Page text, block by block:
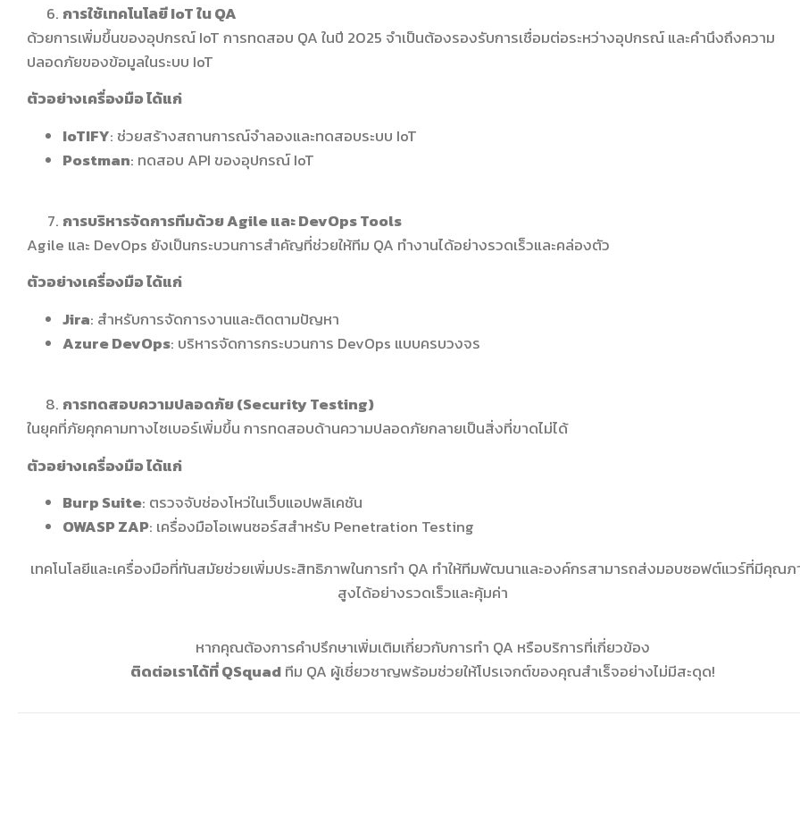
การใช้เทคโนโลยี IoT ใน QA
ด้วยการเพิ่มขึ้นของอุปกรณ์ IoT การทดสอบ QA ในปี 2025 จำเป็นต้องรองรับการเชื่อมต่อระหว่างอุปกรณ์ และคำนึงถึงความ
ปลอดภัยของข้อมูลในระบบ IoT
ตัวอย่างเครื่องมือ ได้แก่
IoTIFY: ช่วยสร้างสถานการณ์จำลองและทดสอบระบบ IoT
Postman: ทดสอบ API ของอุปกรณ์ IoT
การบริหารจัดการทีมด้วย Agile และ DevOps Tools
Agile และ DevOps ยังเป็นกระบวนการสำคัญที่ช่วยให้ทีม QA ทำงานได้อย่างรวดเร็วและคล่องตัว
ตัวอย่างเครื่องมือ ได้แก่
Jira: สำหรับการจัดการงานและติดตามปัญหา
Azure DevOps: บริหารจัดการกระบวนการ DevOps แบบครบวงจร
การทดสอบความปลอดภัย (Security Testing)
ในยุคที่ภัยคุกคามทางไซเบอร์เพิ่มขึ้น การทดสอบด้านความปลอดภัยกลายเป็นสิ่งที่ขาดไม่ได้
ตัวอย่างเครื่องมือ ได้แก่
Burp Suite: ตรวจจับช่องโหว่ในเว็บแอปพลิเคชัน
OWASP ZAP: เครื่องมือโอเพนซอร์สสำหรับ Penetration Testing
เทคโนโลยีและเครื่องมือที่ทันสมัยช่วยเพิ่มประสิทธิภาพในการทำ QA ทำให้ทีมพัฒนาและองค์กรสามารถส่งมอบซอฟต์แวร์ที่มีคุณ
สูงได้อย่างรวดเร็วและคุ้มค่า
หากคุณต้องการคำปรึกษาเพิ่มเติมเกี่ยวกับการทำ QA หรือบริการที่เกี่ยวข้อง
ติดต่อเราได้ที่ QSquadทีม QA ผู้เชี่ยวชาญพร้อมช่วยให้โปรเจกต์ของคุณสำเร็จอย่างไม่มีสะดุด!